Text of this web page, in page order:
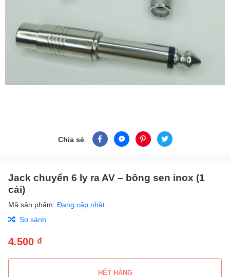
Chia sẻ
Jack chuyển 6 ly ra AV – bông sen inox (1
cái)
Mã sản phẩm: Đang cập nhật
So sánh
4.500 ₫
HẾT HÀNG